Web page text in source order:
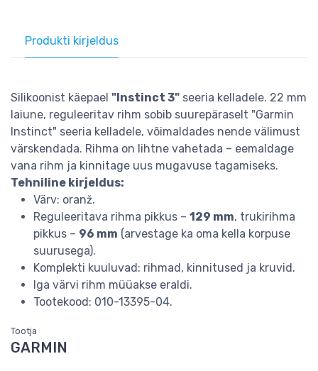
Produkti kirjeldus
Silikoonist käepael "Instinct 3" seeria kelladele. 22 mm
laiune, reguleeritav rihm sobib suurepäraselt "Garmin
Instinct" seeria kelladele, võimaldades nende välimust
värskendada. Rihma on lihtne vahetada – eemaldage
vana rihm ja kinnitage uus mugavuse tagamiseks.
Tehniline kirjeldus:
Värv: oranž.
Reguleeritava rihma pikkus – 129 mm, trukirihma
pikkus – 96 mm (arvestage ka oma kella korpuse
suurusega).
Komplekti kuuluvad: rihmad, kinnitused ja kruvid.
Iga värvi rihm müüakse eraldi.
Tootekood: 010-13395-04.
Tootja
GARMIN